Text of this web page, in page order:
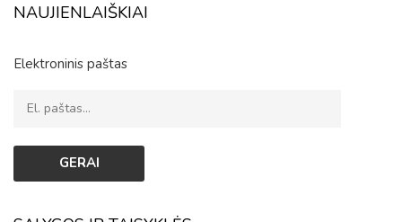
NAUJIENLAIŠKIAI
Elektroninis paštas